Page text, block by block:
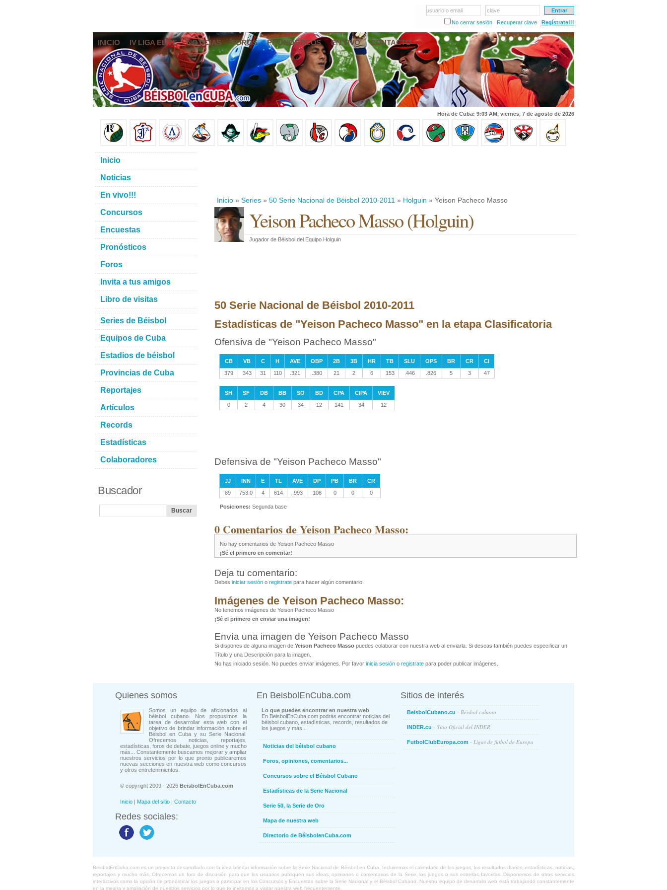
usuario o email
clave
No cerrar sesión
Recuperar clave Regístrate!!!
INICIO IV LIGA ELITE NOTICIAS FOROS PRONÓSTICOS EN VIVO CONTACTO
Hora de Cuba: 9:03 AM, viernes, 7 de agosto de 2026
Inicio » Series » 50 Serie Nacional de Béisbol 2010-2011 » Holguin » Yeison Pacheco Masso
Yeison Pacheco Masso(Holguin)
Jugador de Béisbol del Equipo Holguin
50 Serie Nacional de Béisbol 2010-2011
Estadísticas de "Yeison Pacheco Masso" en la etapa Clasificatoria
Ofensiva de "Yeison Pacheco Masso"
CB VB C H AVE OBP 2B 3B HR TB SLU OPS BR CR
CI
379
343 31 110 .321 .380 21 2 6 153 .446 .826 5 3 47
SH SF DB BB SO BD CPA CIPA
VIEV
0
2 4 30 34 12 141 34 12
Defensiva de "Yeison Pacheco Masso"
JJ INN E TL AVE DP PB BR
CR
89
753.0 4 614 .993 108 0 0 0
Posiciones: Segunda base
0 Comentarios de Yeison Pacheco Masso:
No hay comentarios de Yeison Pacheco Masso
¡Sé el primero en comentar!
Deja tu comentario:
Debes iniciar sesión o registrate para hacer algún comentario.
Imágenes de Yeison Pacheco Masso:
No tenemos imágenes de Yeison Pacheco Masso
¡Sé el primero en enviar una imagen!
Envía una imagen de Yeison Pacheco Masso
Si dispones de alguna imagen de Yeison Pacheco Masso puedes colaborar con nuestra web al enviarla. Si deseas también puedes especificar un
Título y una Descripción para la imagen.
No has iniciado sesión. No puedes enviar imágenes. Por favor inicia sesión o registrate para poder publicar imágenes.
Inicio
Noticias
En vivo!!!
Concursos
Encuestas
Pronósticos
Foros
Invita a tus amigos
Libro de visitas
Series de Béisbol
Equipos de Cuba
Estadios de béisbol
Provincias de Cuba
Reportajes
Artículos
Records
Estadísticas
Colaboradores
Buscador
Quienes somos
Somos un equipo de aficionados al
béisbol cubano. Nos propusimos la
tarea de desarrollar esta web con el
objetivo de brindar información sobre el
Béisbol en Cuba y su Serie Nacional.
Ofrecemos noticias, reportajes,
estadísticas, foros de debate, juegos online y mucho
más... Constantemente buscamos mejorar y ampliar
nuestros servicios por lo que pronto publicaremos
nuevas secciones en nuestra web como concursos
y otros entretenimientos.
© copyright 2009 - 2026 BeisbolEnCuba.com
Inicio | Mapa del sitio | Contacto
Redes sociales:
En BeisbolEnCuba.com
Lo que puedes encontrar en nuestra web
En BeisbolEnCuba.com podrás encontrar noticias del
béisbol cubano, estadísticas, records, resultados de
los juegos y más...
Noticias del béisbol cubano
Foros, opiniones, comentarios...
Concursos sobre el Béisbol Cubano
Estadísticas de la Serie Nacional
Serie 50, la Serie de Oro
Mapa de nuestra web
Directorio de BéisbolenCuba.com
Sitios de interés
BeisbolCubano.cu - Béisbol cubano
INDER.cu - Sitio Oficial del INDER
FutbolClubEuropa.com - Ligas de futbol de Europa
BeisbolEnCuba.com es un proyecto desarrollado con la idea brindar información sobre la Serie Nacional de Béisbol en Cuba. Incluiremos el calendario de los juegos, los resultados diarios, estadísticas, noticias,
reportajes y mucho más. Ofrecemos un foro de discusión para que los usuarios publiquen sus ideas, opiniones o comentarios de la Serie, los juegos o sus estrellas favoritas. Disponemos de otros servicios
interactivos como la opción de pronosticar los juegos o participar en los Concursos y Encuestas sobre la Serie Nacional y el Béisbol Cubano. Nuestro equipo de desarrollo web está trabajando constantemente
en la mejora y ampliación de nuestros servicios por lo que te invitamos a visitar nuestra web frecuentemente.